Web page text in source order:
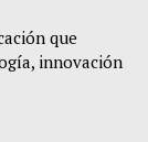
que
innovación